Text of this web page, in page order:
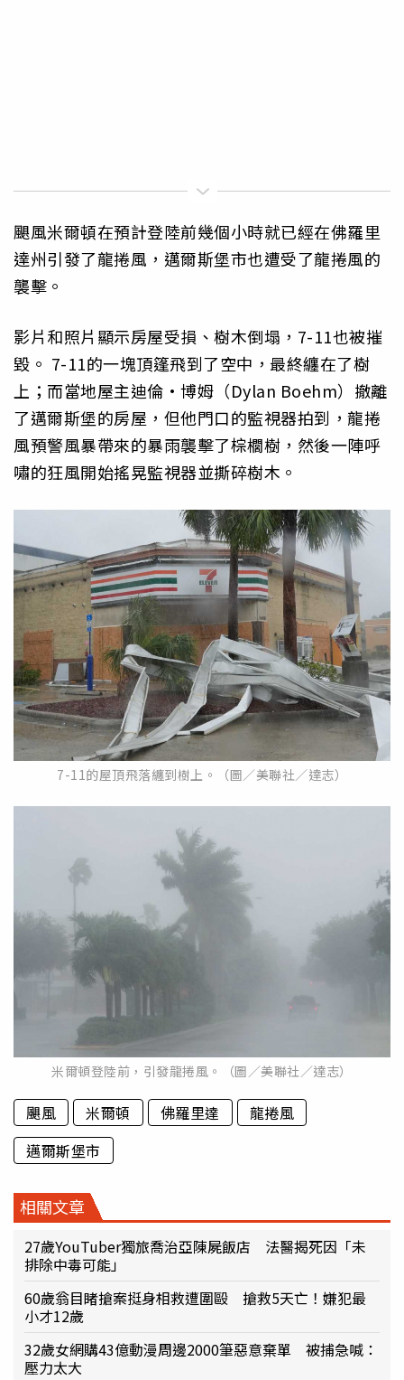
颶風米爾頓在預計登陸前幾個小時就已經在佛羅里
達州引發了龍捲風，邁爾斯堡市也遭受了龍捲風的
襲擊。
影片和照片顯示房屋受損、樹木倒塌，7-11也被摧
毀。 7-11的一塊頂篷飛到了空中，最終纏在了樹
上；而當地屋主迪倫·博姆（Dylan Boehm）撤離
了邁爾斯堡的房屋，但他門口的監視器拍到，龍捲
風預警風暴帶來的暴雨襲擊了棕櫚樹，然後一陣呼
嘯的狂風開始搖晃監視器並撕碎樹木。
7-11的屋頂飛落纏到樹上。（圖／美聯社／達志）
米爾頓登陸前，引發龍捲風。（圖／美聯社／達志）
颶風 米爾頓 佛羅里達
龍捲風
邁爾斯堡市
相關文章
27歲YouTuber獨旅喬治亞陳屍飯店 法醫揭死因「未
排除中毒可能」
60歲翁目睹搶案挺身相救遭圍毆 搶救5天亡！嫌犯最
小才12歲
32歲女網購43億動漫周邊2000筆惡意棄單 被捕急喊：
壓力太大